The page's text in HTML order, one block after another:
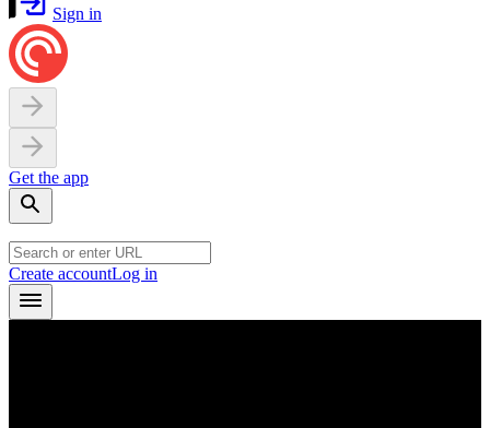
Sign in
Get the app
Create accountLog in